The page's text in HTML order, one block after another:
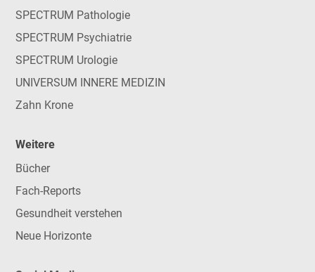
SPECTRUM Pathologie
SPECTRUM Psychiatrie
SPECTRUM Urologie
UNIVERSUM INNERE MEDIZIN
Zahn Krone
Weitere
Bücher
Fach-Reports
Gesundheit verstehen
Neue Horizonte